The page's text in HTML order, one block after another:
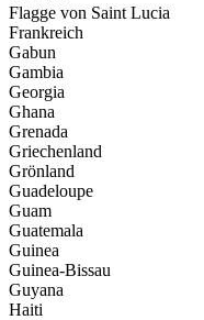
Flagge von Saint Lucia
Frankreich
Gabun
Gambia
Georgia
Ghana
Grenada
Griechenland
Grönland
Guadeloupe
Guam
Guatemala
Guinea
Guinea-Bissau
Guyana
Haiti